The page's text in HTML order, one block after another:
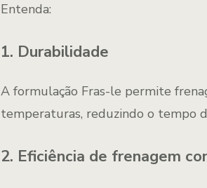
Entenda:
1. Durabilidade
A formulação Fras-le permite
temperaturas, reduzindo o tempo
2. Eficiência de frenagem